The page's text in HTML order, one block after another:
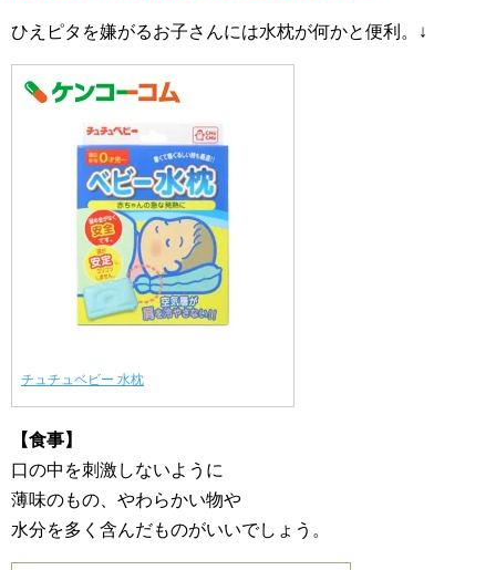
ひえピタを嫌がるお子さんには水枕が何かと便利。↓
チュチュベビー 水枕
【食事】
口の中を刺激しないように
薄味のもの、やわらかい物や
水分を多く含んだものがいいでしょう。